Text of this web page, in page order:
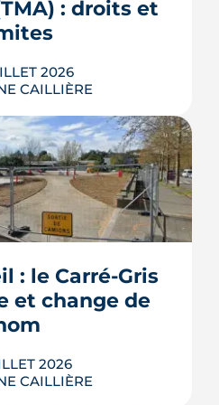
: droits et
2026
CAILLIÈRE
acquéreur
personnaliser les
en VEFA, sous
technique et de
Distincts des
contrat spécifique
: le Carré-Gris
et change de
2026
CAILLIÈRE